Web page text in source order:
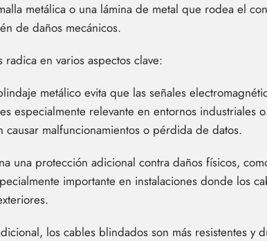
metálica o una lámina de metal que rodea el
de daños mecánicos.
en varios aspectos clave:
metálico evita que las señales
especialmente relevante en entornos industriales
malfuncionamientos o pérdida de datos.
protección adicional contra daños físicos,
importante en instalaciones donde los
los cables blindados son más resistentes y